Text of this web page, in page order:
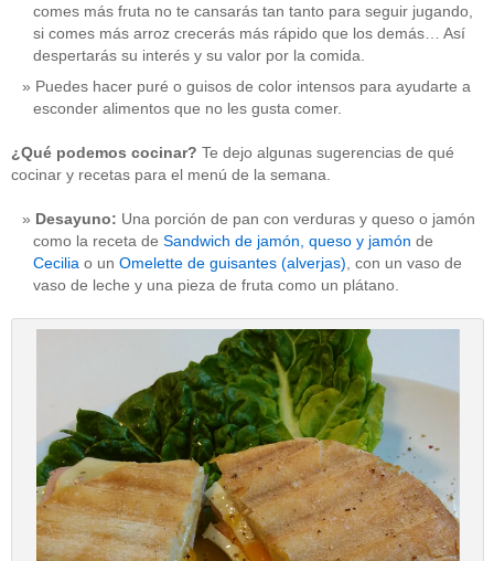
comes más fruta no te cansarás tan tanto para seguir jugando,
si comes más arroz crecerás más rápido que los demás… Así
despertarás su interés y su valor por la comida.
Puedes hacer puré o guisos de color intensos para ayudarte a
esconder alimentos que no les gusta comer.
¿Qué podemos cocinar? Te dejo algunas sugerencias de qué
cocinar y recetas para el menú de la semana.
Desayuno: Una porción de pan con verduras y queso o jamón
como la receta de Sandwich de jamón, queso y jamón de
Cecilia o un Omelette de guisantes (alverjas), con un vaso de
vaso de leche y una pieza de fruta como un plátano.